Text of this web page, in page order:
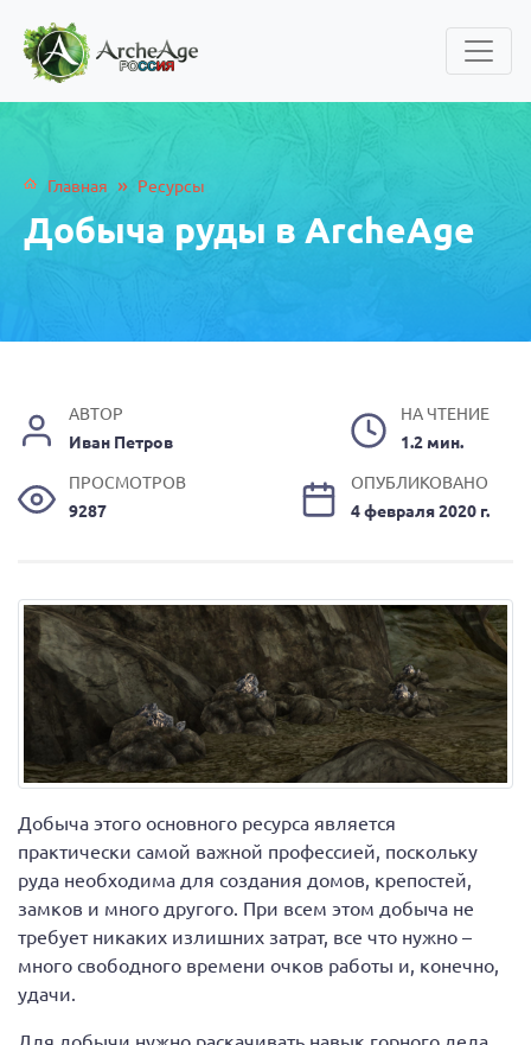
Главная » Ресурсы
Добыча руды в ArcheAge
АВТОР
Иван Петров
НА ЧТЕНИЕ
1.2 мин.
ПРОСМОТРОВ
9287
ОПУБЛИКОВАНО
4 февраля 2020 г.
Добыча этого основного ресурса является
практически самой важной профессией, поскольку
руда необходима для создания домов, крепостей,
замков и много другого. При всем этом добыча не
требует никаких излишних затрат, все что нужно –
много свободного времени очков работы и, конечно,
удачи.
Для добычи нужно раскачивать навык горного дела.